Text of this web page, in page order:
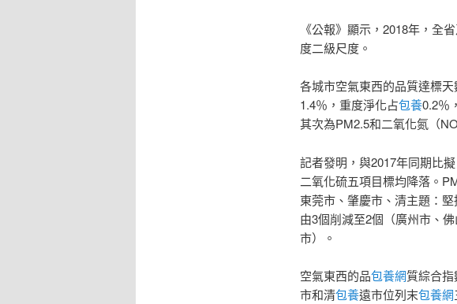
《公報》顯示，2018年，全
度二級尺度。
各城市空氣東西的品質達標
1.4％，重度淨化占包養0.2％
其次為PM2.5和二氧化氮（
記者發明，與2017年同期比
二氧化硫五項目標均降落。
東莞市、肇慶市、清主題：
由3個削減至2個（廣州市、
市）。
空氣東西的品包養網質綜合
市和清包養遠市位列末包養網